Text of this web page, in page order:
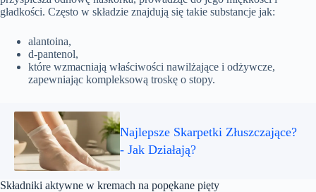
gładkości. Często w składzie znajdują się takie substancje jak:
alantoina,
d-pantenol,
które wzmacniają właściwości nawilżające i odżywcze,
zapewniając kompleksową troskę o stopy.
Najlepsze Skarpetki Złuszczające?
- Jak Działają?
Składniki aktywne w kremach na popękane pięty